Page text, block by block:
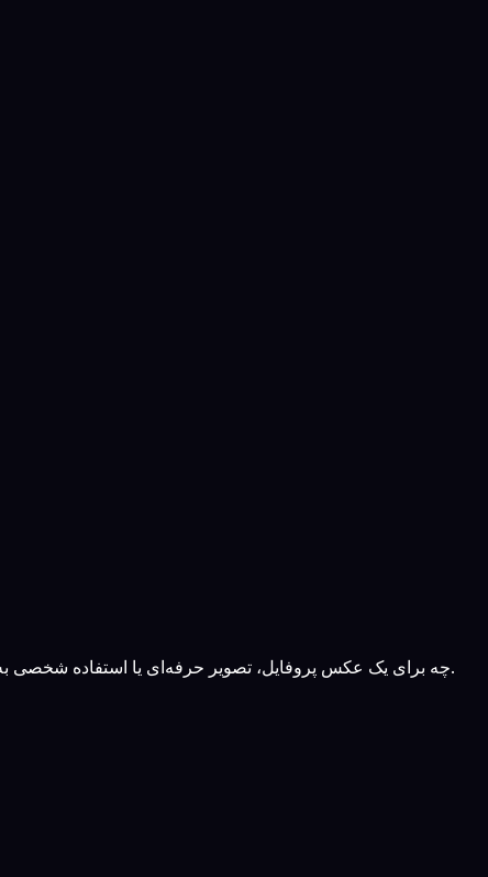
چه برای یک عکس پروفایل، تصویر حرفه‌ای یا استفاده شخصی به ظاهری بدون سبیل نیاز داشته باشید، حذف کننده سبیل با هوش مصنوعی ما برای ارائه نتایج سریع، تمیز و طبیعی به شما ساخته شده است.